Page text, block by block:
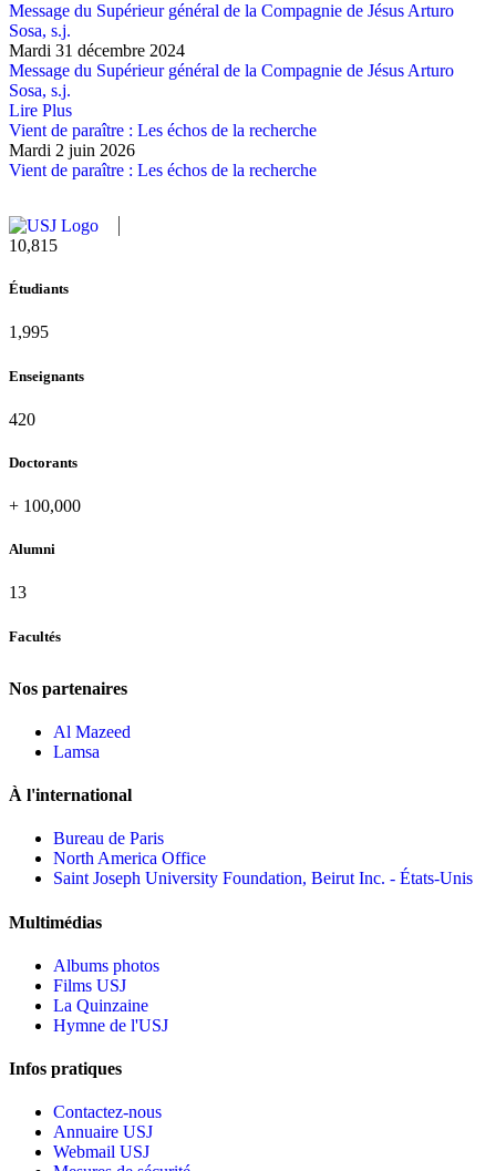
Message du Supérieur général de la Compagnie de Jésus Arturo
Sosa, s.j.
Mardi 31 décembre 2024
Message du Supérieur général de la Compagnie de Jésus Arturo
Sosa, s.j.
Lire Plus
Vient de paraître : Les échos de la recherche
Mardi 2 juin 2026
Vient de paraître : Les échos de la recherche
11,727
Étudiants
2,142
Enseignants
437
Doctorants
+ 100,000
Alumni
13
Facultés
Nos partenaires
Al Mazeed
Lamsa
À l'international
Bureau de Paris
North America Office
Saint Joseph University Foundation, Beirut Inc. - États-Unis
Multimédias
Albums photos
Films USJ
La Quinzaine
Hymne de l'USJ
Infos pratiques
Contactez-nous
Annuaire USJ
Webmail USJ